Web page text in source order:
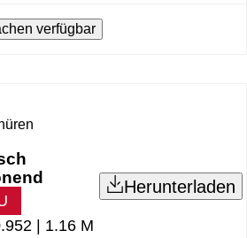
verfügbar
| 1.16 M
Herunterladen